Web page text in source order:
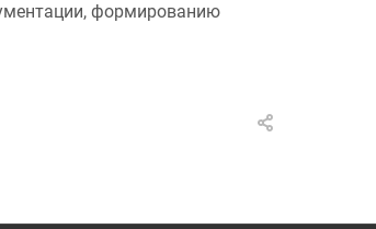
формированию